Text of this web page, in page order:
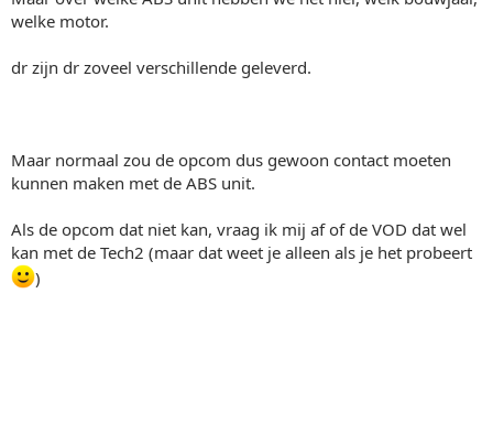
welke motor.
dr zijn dr zoveel verschillende geleverd.
Maar normaal zou de opcom dus gewoon contact moeten
kunnen maken met de ABS unit.
Als de opcom dat niet kan, vraag ik mij af of de VOD dat wel
kan met de Tech2 (maar dat weet je alleen als je het probeert
)